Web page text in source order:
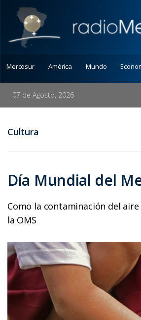
Mercosur América Mundo
07 de Agosto, 2026
Cultura
Día Mundial del
Como la contaminación del
la OMS